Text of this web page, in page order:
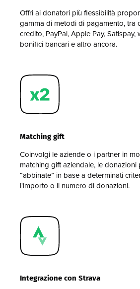
Offri ai donatori più flessibilità
gamma di metodi di pagamento, tra
credito, PayPal, Apple Pay, Satispay,
bonifici bancari e altro ancora.
Matching gift
Coinvolgi le aziende o i partner in
matching gift aziendale, le
“abbinate” in base a determinati
l'importo o il numero di donazioni.
Integrazione con Strava